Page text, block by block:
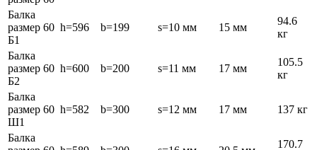
Балка
размер 60
Б1
h=596 b=199 s=10 мм 15 мм
94.6
кг
Балка
размер 60
Б2
h=600 b=200 s=11 мм 17 мм
105.5
кг
Балка
размер 60
Ш1
h=582 b=300 s=12 мм 17 мм 137 кг
Балка
170.7